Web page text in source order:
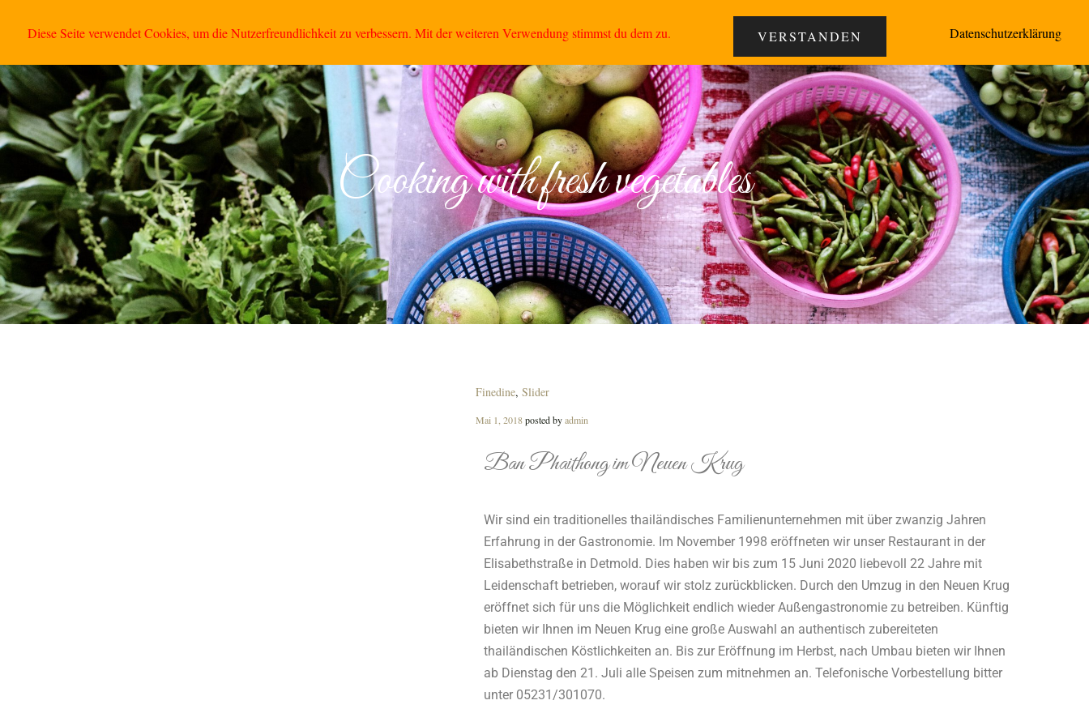
Telefon 05231/301070
Cooking with fresh vegetables
Finedine, Slider
Mai 1, 2018posted byadmin
Ban Phaithong im Neuen Krug
Wir sind ein traditionelles thailändisches Familienunternehmen mit über zwanzig Jahren
Erfahrung in der Gastronomie. Im November 1998 eröffneten wir unser Restaurant in der
Elisabethstraße in Detmold. Dies haben wir bis zum 15 Juni 2020 liebevoll 22 Jahre mit
Leidenschaft betrieben, worauf wir stolz zurückblicken. Durch den Umzug in den Neuen Krug
eröffnet sich für uns die Möglichkeit endlich wieder Außengastronomie zu betreiben. Künftig
bieten wir Ihnen im Neuen Krug eine große Auswahl an authentisch zubereiteten
thailändischen Köstlichkeiten an. Bis zur Eröffnung im Herbst, nach Umbau bieten wir Ihnen
ab Dienstag den 21. Juli alle Speisen zum mitnehmen an. Telefonische Vorbestellung bitter
unter 05231/301070.
Diese Seite verwendet Cookies, um die Nutzerfreundlichkeit zu verbessern. Mit der weiteren Verwendung stimmst du dem zu. VERSTANDEN Datenschutzerklärung